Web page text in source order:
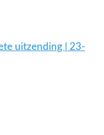
uitzending | 23-